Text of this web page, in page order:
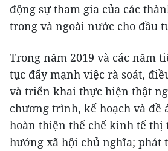
động sự tham gia của các
trong và ngoài nước cho đầu
Trong năm 2019 và các năm
tục đẩy mạnh việc rà soát,
và triển khai thực hiện thật
chương trình, kế hoạch và đề
hoàn thiện thể chế kinh tế
hướng xã hội chủ nghĩa; phát